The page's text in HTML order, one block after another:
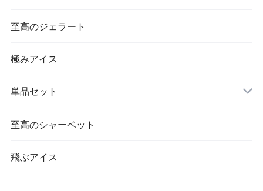
至高のジェラート
極みアイス
単品セット
至高のシャーベット
飛ぶアイス